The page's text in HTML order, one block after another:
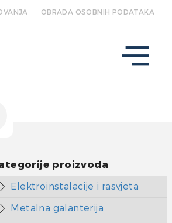
OBRADA OSOBNIH PODATAKA
proizvoda
Elektroinstalacije i rasvjeta
Metalna galanterija